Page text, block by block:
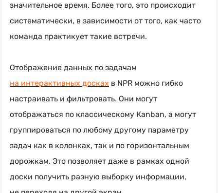
значительное время. Более того, это происходит
систематически, в зависимости от того, как часто
команда практикует такие встречи.
Отображение данных по задачам
на интерактивных досках в NPR можно гибко
настраивать и фильтровать. Они могут
отображаться по классическому Кanban, а могут
группироваться по любому другому параметру
задач как в колонках, так и по горизонтальным
дорожкам. Это позволяет даже в рамках одной
доски получить разную выборку информации,